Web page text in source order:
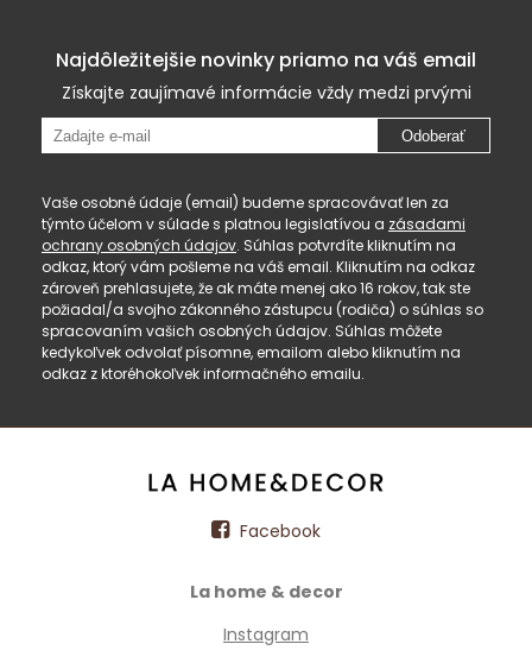
Najdôležitejšie novinky priamo na váš email
Získajte zaujímavé informácie vždy medzi prvými
Odoberať
Vaše osobné údaje (email) budeme spracovávať len za
týmto účelom v súlade s platnou legislatívou a zásadami
ochrany osobných údajov. Súhlas potvrdíte kliknutím na
odkaz, ktorý vám pošleme na váš email. Kliknutím na odkaz
zároveň prehlasujete, že ak máte menej ako 16 rokov, tak ste
požiadal/a svojho zákonného zástupcu (rodiča) o súhlas so
spracovaním vašich osobných údajov. Súhlas môžete
kedykoľvek odvolať písomne, emailom alebo kliknutím na
odkaz z ktoréhokoľvek informačného emailu.
Facebook
La home & decor
Instagram